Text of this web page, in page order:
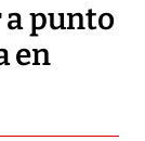
a punto
en